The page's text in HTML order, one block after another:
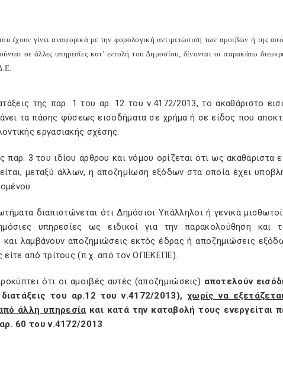
έχουν γίνει αναφορικά με την φορολογική αντιμετώπιση των αμοιβών ή της
σε άλλες υπηρεσίες κατ’ εντολή του Δημοσίου, δίνονται οι παρακάτω
της παρ. 1 του αρ. 12 του ν.4172/2013, το ακαθάριστο
τα πάσης φύσεως εισοδήματα σε χρήμα ή σε είδος που
εργασιακής σχέσης.
παρ. 3 του ιδίου άρθρου και νόμου ορίζεται ότι ως ακαθάριστα
μεταξύ άλλων, η αποζημίωση εξόδων στα οποία έχει
διαπιστώνεται ότι Δημόσιοι Υπάλληλοι ή γενικά
υπηρεσίες ως ειδικοί για την παρακολούθηση και
και λαμβάνουν αποζημιώσεις εκτός έδρας ή αποζημιώσεις
είτε από τρίτους (π.χ. από τον ΟΠΕΚΕΠΕ).
ότι οι αμοιβές αυτές (αποζημιώσεις) αποτελούν
του αρ.12 του ν.4172/2013),χωρίς να
άλλη υπηρεσία και κατά την καταβολή τους
60 του ν.4172/2013.